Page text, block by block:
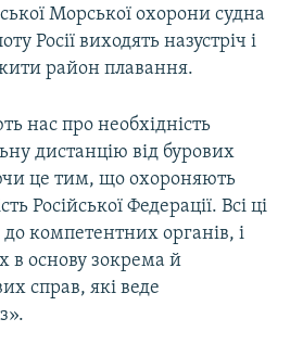
Морської охорони судна
Росії виходять назустріч і
район плавання.
нас про необхідність
дистанцію від бурових
це тим, що охороняють
Російської Федерації. Всі ці
компетентних органів, і
в основу зокрема й
справ, які веде